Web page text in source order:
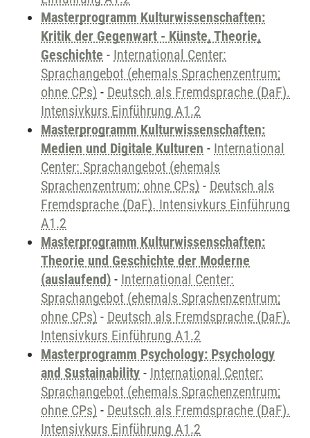
Masterprogramm Kulturwissenschaften:
Kritik der Gegenwart - Künste, Theorie,
Geschichte - International Center:
Sprachangebot (ehemals Sprachenzentrum;
ohne CPs) - Deutsch als Fremdsprache (DaF).
Intensivkurs Einführung A1.2
Masterprogramm Kulturwissenschaften:
Medien und Digitale Kulturen - International
Center: Sprachangebot (ehemals
Sprachenzentrum; ohne CPs) - Deutsch als
Fremdsprache (DaF). Intensivkurs Einführung
A1.2
Masterprogramm Kulturwissenschaften:
Theorie und Geschichte der Moderne
(auslaufend) - International Center:
Sprachangebot (ehemals Sprachenzentrum;
ohne CPs) - Deutsch als Fremdsprache (DaF).
Intensivkurs Einführung A1.2
Masterprogramm Psychology: Psychology
and Sustainability - International Center:
Sprachangebot (ehemals Sprachenzentrum;
ohne CPs) - Deutsch als Fremdsprache (DaF).
Intensivkurs Einführung A1.2